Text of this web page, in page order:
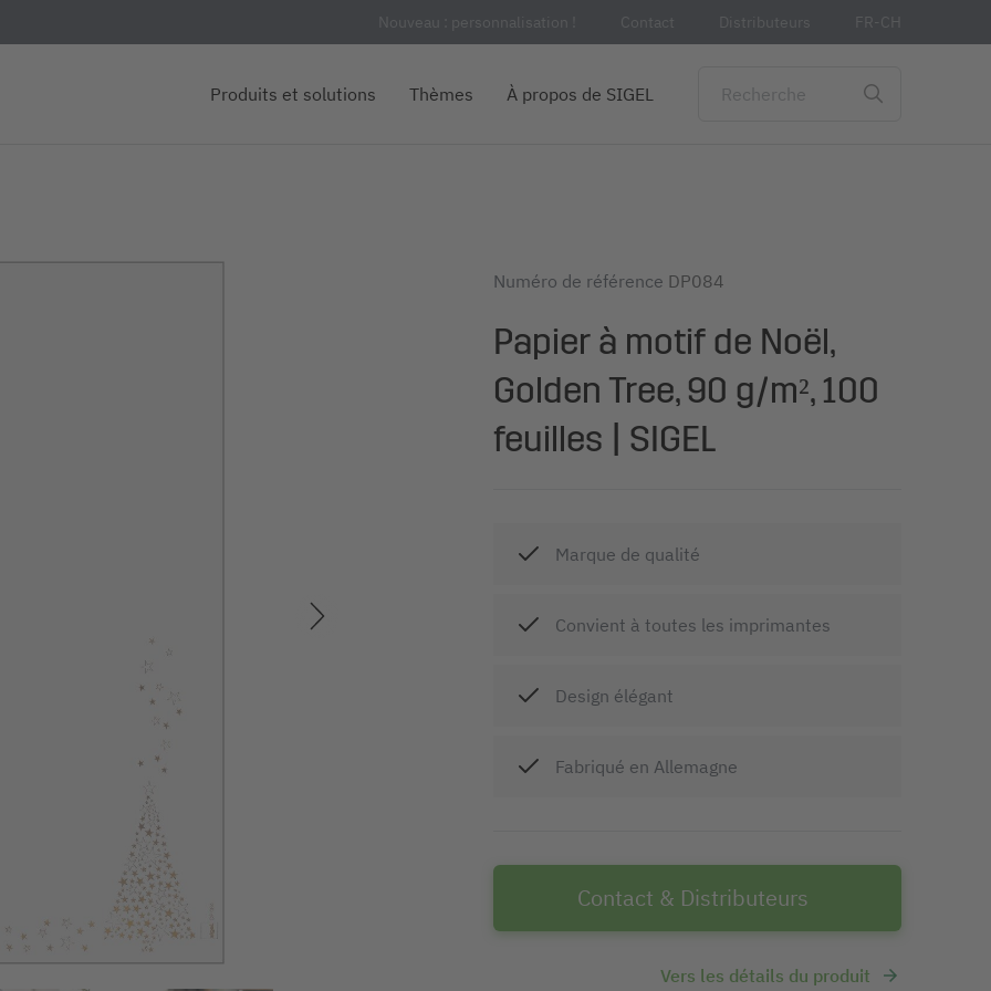
Nouveau : personnalisation ! Contact Distributeurs FR-CH
Produits et solutions Thèmes À propos de SIGEL
Numéro de référence DP084
Papier à motif de Noël,
Golden Tree, 90 g/m², 100
feuilles | SIGEL
Marque de qualité
Convient à toutes les imprimantes
Design élégant
Fabriqué en Allemagne
Contact & Distributeurs
Vers les détails du produit